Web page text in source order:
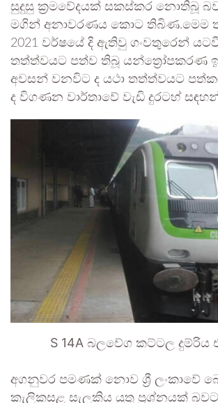
සුදුසු ක්‍රමවේදයක් සකස්කර නොතිබූ
මගින් අනාවරණය කොට තිබිණ.මෙම
2021 වර්ෂයේ දි ඇතිවු ගංවතුරෙන්
තත්ත්වයට පත්ව තිබූ යන්ත්‍රෝපකරණ
අවසන් වනවිට ද යථා තත්ත්වයට
ද විගණන වාර්තාවේ වැඩි දුරටහ්
S 14A බලවේග කට්ටල
අගනුවර පමණක් නොව ශ්‍රී ලංකාවේ
කැලිකසළ සැලකිය යුතු ප්‍රශ්නයක්